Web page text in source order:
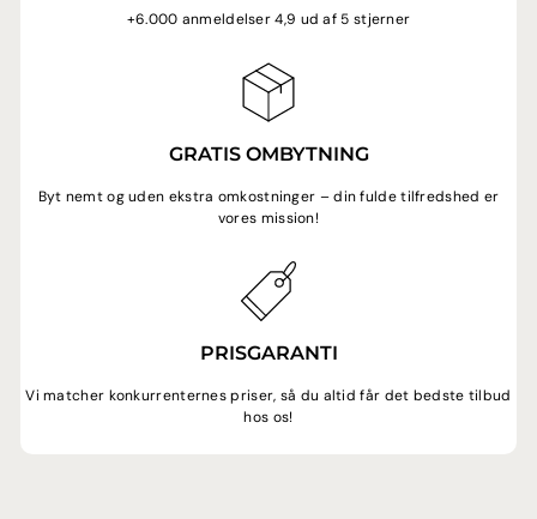
+6.000 anmeldelser 4,9 ud af 5 stjerner
GRATIS OMBYTNING
Byt nemt og uden ekstra omkostninger – din fulde tilfredshed er
vores mission!
PRISGARANTI
Vi matcher konkurrenternes priser, så du altid får det bedste tilbud
hos os!